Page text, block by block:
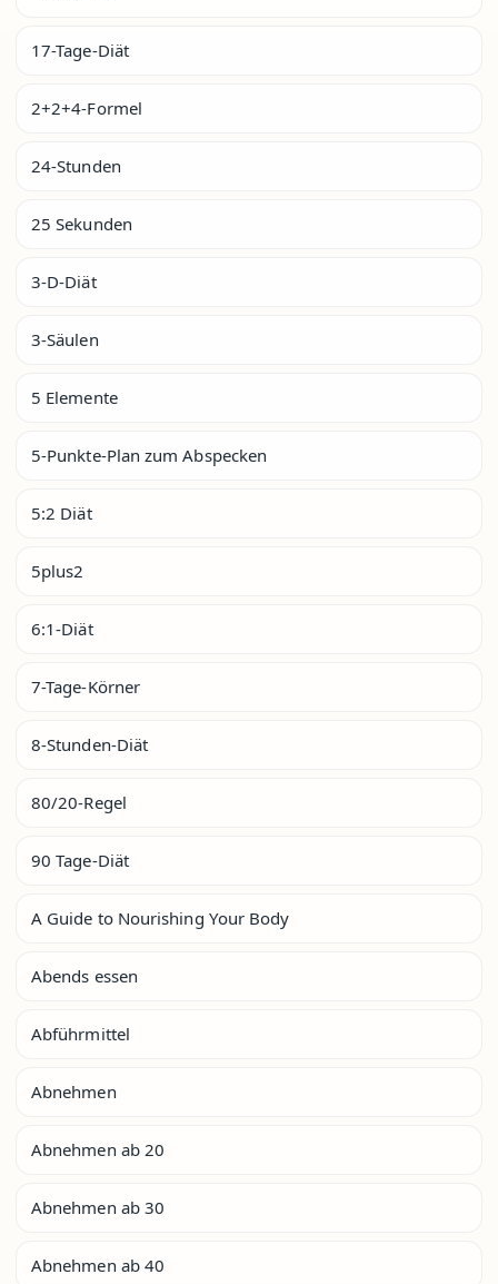
17-Tage-Diät
2+2+4-Formel
24-Stunden
25 Sekunden
3-D-Diät
3-Säulen
5 Elemente
5-Punkte-Plan zum Abspecken
5:2 Diät
5plus2
6:1-Diät
7-Tage-Körner
8-Stunden-Diät
80/20-Regel
90 Tage-Diät
A Guide to Nourishing Your Body
Abends essen
Abführmittel
Abnehmen
Abnehmen ab 20
Abnehmen ab 30
Abnehmen ab 40